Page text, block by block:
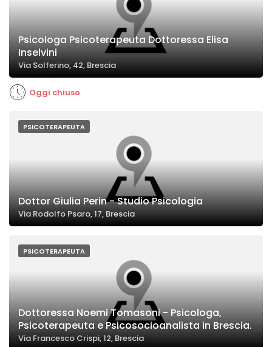
Psicologa Psicoterapeuta Dottoressa Elisa
Inselvini
Via Solferino, 42, Brescia
Oggi chiuso
PSICOTERAPEUTA
Dottor Giulia Perin - Studio Psicologia
Via Rodolfo Psaro, 17, Brescia
PSICOTERAPEUTA
Dottoressa Noemi Tomasoni - Psicologa,
Psicoterapeuta e Psicosocioanalista in Brescia.
Via Francesco Crispi, 12, Brescia